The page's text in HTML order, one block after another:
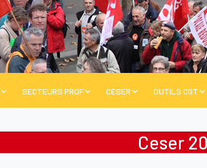
SECTEURS PROF CESER OUTILS CGT
Ceser